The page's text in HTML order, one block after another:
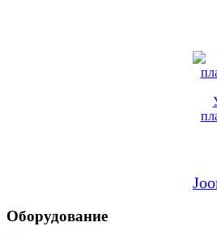
Оборудование